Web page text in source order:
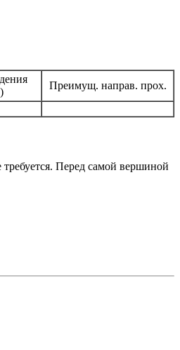
Преимущ. направ. прох.
Перед самой вершиной